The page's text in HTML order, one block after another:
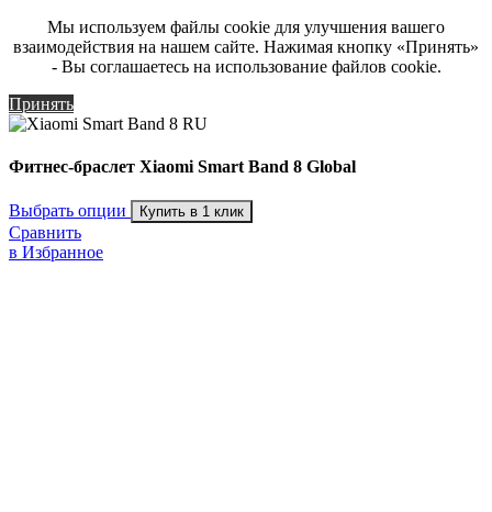
Мы используем файлы cookie для улучшения вашего
взаимодействия на нашем сайте. Нажимая кнопку «Принять»
- Вы соглашаетесь на использование файлов cookie.
Принять
Фитнес-браслет Xiaomi Smart Band 8 Global
Выбрать опции Купить в 1 клик
Сравнить
в Избранное